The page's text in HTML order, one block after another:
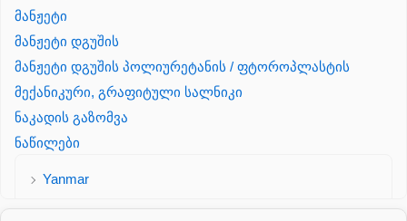
მანჟეტი
მანჟეტი დგუშის
მანჟეტი დგუშის პოლიურეტანის / ფტოროპლასტის
მექანიკური, გრაფიტული სალნიკი
ნაკადის გაზომვა
ნაწილები
Yanmar